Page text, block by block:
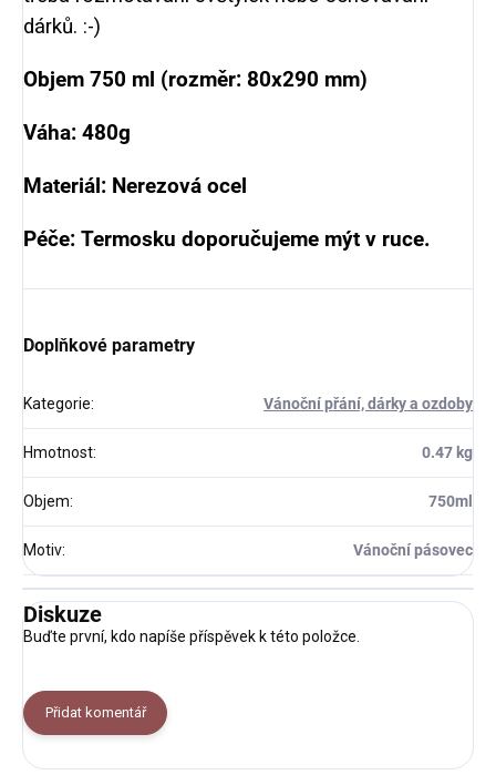
dárků. :-)
Objem 750 ml (rozměr: 80x290 mm)
Váha: 480g
Materiál: Nerezová ocel
Péče: Termosku doporučujeme mýt v ruce.
Doplňkové parametry
Kategorie: Vánoční přání, dárky a ozdoby
Hmotnost: 0.47 kg
Objem: 750ml
Motiv: Vánoční pásovec
Diskuze
Buďte první, kdo napíše příspěvek k této položce.
Přidat komentář